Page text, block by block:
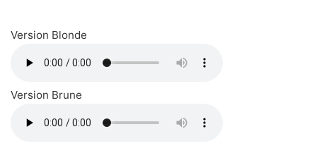
Version Blonde
Version Brune